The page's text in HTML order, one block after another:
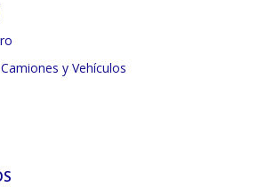
y Vehículos